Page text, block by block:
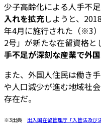
少子高齢化による人手不足
入れを拡充しようと、
年4月に施行された（※3
2号」が新たな在留資格と
手不足が深刻な産業で外
また、外国人住民は働き
や人口減少が進む地域社
存在だ。
※3出典 出入国在留管理庁「入管法及び